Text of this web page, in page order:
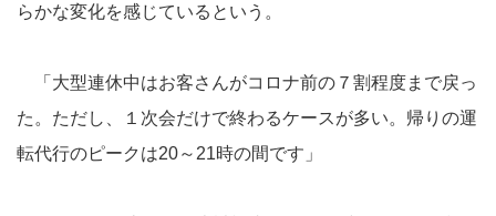
らかな変化を感じているという。
「大型連休中はお客さんがコロナ前の７割程度まで戻っ
た。ただし、１次会だけで終わるケースが多い。帰りの運
転代行のピークは20～21時の間です」